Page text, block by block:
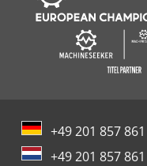
+49 201 857
+49 201 857